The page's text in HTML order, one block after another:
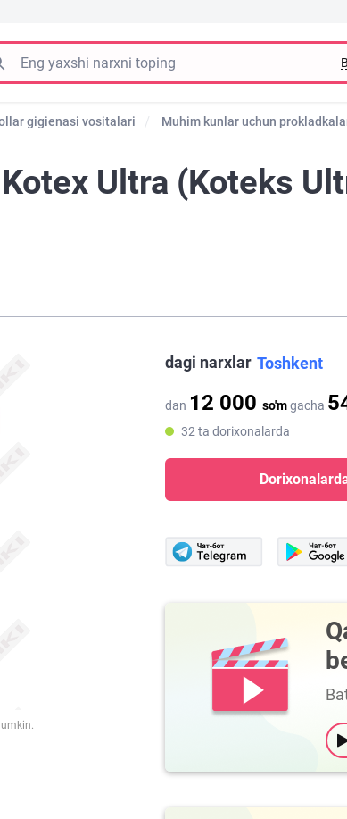
gigienasi vositalari Muhim kunlar uchun
Ultra (Koteks
dagi narxlar Toshkent
dan 12 000 so'mgacha
32 ta dorixonalarda